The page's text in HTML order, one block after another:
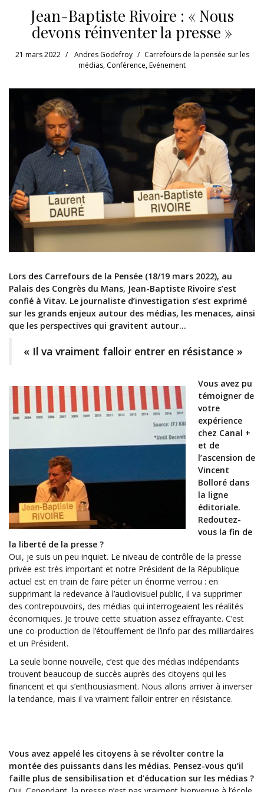
Jean-Baptiste Rivoire : « Nous
devons réinventer la presse »
21 mars 2022 Andres Godefroy
Carrefours de la pensée sur les
médias, Conférence,Evénement
Lors des Carrefours de la Pensée (18/19 mars 2022), au
Palais des Congrès du Mans, Jean-Baptiste Rivoire s’est
confié à Vitav. Le journaliste d’investigation s’est exprimé
sur les grands enjeux autour des médias, les menaces, ainsi
que les perspectives qui gravitent autour…
« Il va vraiment falloir entrer en résistance »
Vous avez pu
témoigner de
votre
expérience
chez Canal +
et de
l’ascension de
Vincent
Bolloré dans
la ligne
éditoriale.
Redoutez-
vous la fin de
la liberté de la presse ?
Oui, je suis un peu inquiet. Le niveau de contrôle de la presse
privée est très important et notre Président de la République
actuel est en train de faire péter un énorme verrou : en
supprimant la redevance à l’audiovisuel public, il va supprimer
des contrepouvoirs, des médias qui interrogeaient les réalités
économiques. Je trouve cette situation assez effrayante. C’est
une co-production de l’étouffement de l’info par des milliardaires
et un Président.
La seule bonne nouvelle, c’est que des médias indépendants
trouvent beaucoup de succès auprès des citoyens qui les
financent et qui s’enthousiasment. Nous allons arriver à inverser
la tendance, mais il va vraiment falloir entrer en résistance.
Vous avez appelé les citoyens à se révolter contre la
montée des puissants dans les médias. Pensez-vous qu’il
faille plus de sensibilisation et d’éducation sur les médias ?